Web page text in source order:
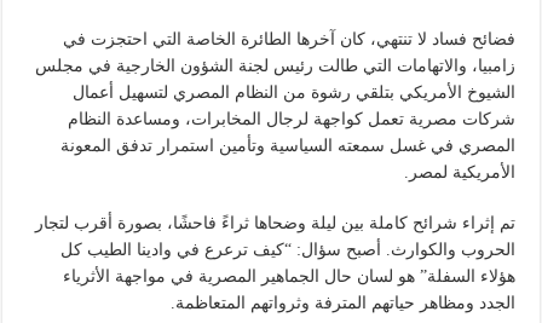
فضائح فساد لا تنتهي، كان آخرها الطائرة الخاصة التي احتجزت في
زامبيا، والاتهامات التي طالت رئيس لجنة الشؤون الخارجية في مجلس
الشيوخ الأمريكي بتلقي رشوة من النظام المصري لتسهيل أعمال
شركات مصرية تعمل كواجهة لرجال المخابرات، ومساعدة النظام
المصري في غسل سمعته السياسية وتأمين استمرار تدفق المعونة
الأمريكية لمصر.
تم إثراء شرائح كاملة بين ليلة وضحاها ثراءً فاحشًا، بصورة أقرب لتجار
الحروب والكوارث. أصبح سؤال: “كيف ترعرع في وادينا الطيب كل
هؤلاء السفلة” هو لسان حال الجماهير المصرية في مواجهة الأثرياء
الجدد ومظاهر حياتهم المترفة وثرواتهم المتعاظمة.